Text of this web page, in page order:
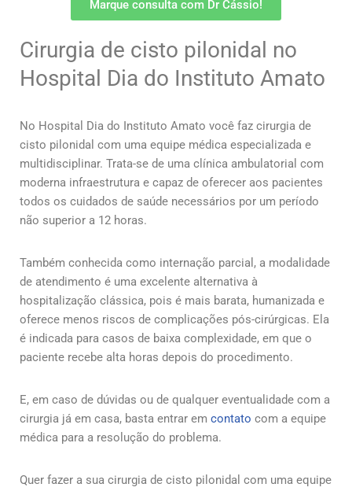
Marque consulta com Dr Cássio!
Cirurgia de cisto pilonidal no
Hospital Dia do Instituto Amato
No Hospital Dia do Instituto Amato você faz cirurgia de
cisto pilonidal com uma equipe médica especializada e
multidisciplinar. Trata-se de uma clínica ambulatorial com
moderna infraestrutura e capaz de oferecer aos pacientes
todos os cuidados de saúde necessários por um período
não superior a 12 horas.
Também conhecida como internação parcial, a modalidade
de atendimento é uma excelente alternativa à
hospitalização clássica, pois é mais barata, humanizada e
oferece menos riscos de complicações pós-cirúrgicas. Ela
é indicada para casos de baixa complexidade, em que o
paciente recebe alta horas depois do procedimento.
E, em caso de dúvidas ou de qualquer eventualidade com a
cirurgia já em casa, basta entrar em contato com a equipe
médica para a resolução do problema.
Quer fazer a sua cirurgia de cisto pilonidal com uma equipe